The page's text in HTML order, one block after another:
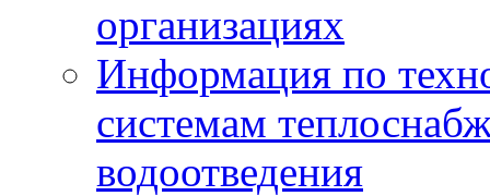
организациях
Информация по
системам
водоотведения